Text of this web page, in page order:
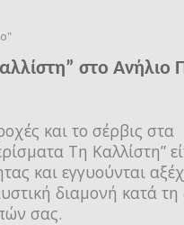
στο Ανήλιο
και το σέρβις στα
Τη Καλλίστη”
και εγγυούνται
διαμονή κατά τη
σας.